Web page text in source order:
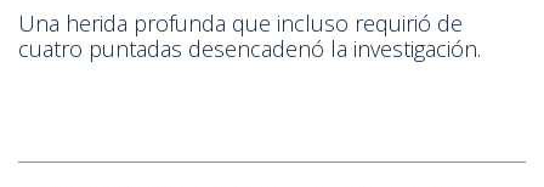
Una herida profunda que incluso requirió de
cuatro puntadas desencadenó la investigación.